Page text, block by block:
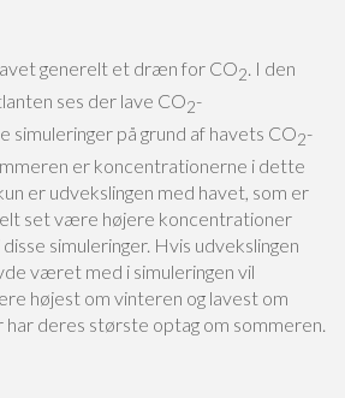
generelt et dræn for CO2. I den
ses der lave CO2-
simuleringer på grund af havets CO2-
er koncentrationerne i dette
er udvekslingen med havet, som er
set være højere koncentrationer
simuleringer. Hvis udvekslingen
været med i simuleringen vil
højest om vinteren og lavest om
har deres største optag om sommeren.